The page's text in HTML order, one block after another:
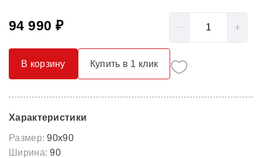
94 990 ₽
В корзину Купить в 1 клик
Характеристики
Размер: 90x90
Ширина: 90